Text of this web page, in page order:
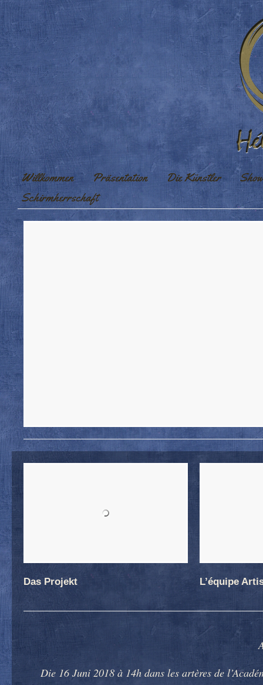
Willkommen Präsentation Die Künstler
Schirmherrschaft
Das Projekt L’équipe
Die 16 Juni 2018 à 14h dans les artères de